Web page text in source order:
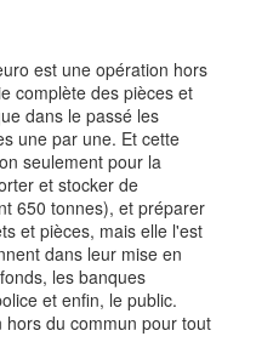
est une opération hors
complète des pièces et
dans le passé les
une par une. Et cette
seulement pour la
et stocker de
650 tonnes), et préparer
et pièces, mais elle l'est
dans leur mise en
les banques
et enfin, le public.
du commun pour tout